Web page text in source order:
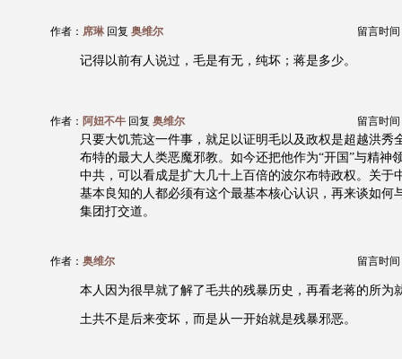
作者： 席琳 回复 奥维尔 留言时间
记得以前有人说过，毛是有无，纯坏；蒋是多少。
作者： 阿妞不牛 回复 奥维尔 留言时间
只要大饥荒这一件事，就足以证明毛以及政权是超越洪秀
布特的最大人类恶魔邪教。如今还把他作为“开国”与精神
中共，可以看成是扩大几十上百倍的波尔布特政权。关于
基本良知的人都必须有这个最基本核心认识，再来谈如何
集团打交道。
作者： 奥维尔 留言时间
本人因为很早就了解了毛共的残暴历史，再看老蒋的所为
土共不是后来变坏，而是从一开始就是残暴邪恶。